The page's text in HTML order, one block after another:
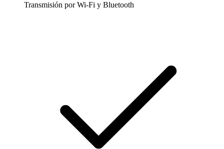
Transmisión por Wi-Fi y Bluetooth